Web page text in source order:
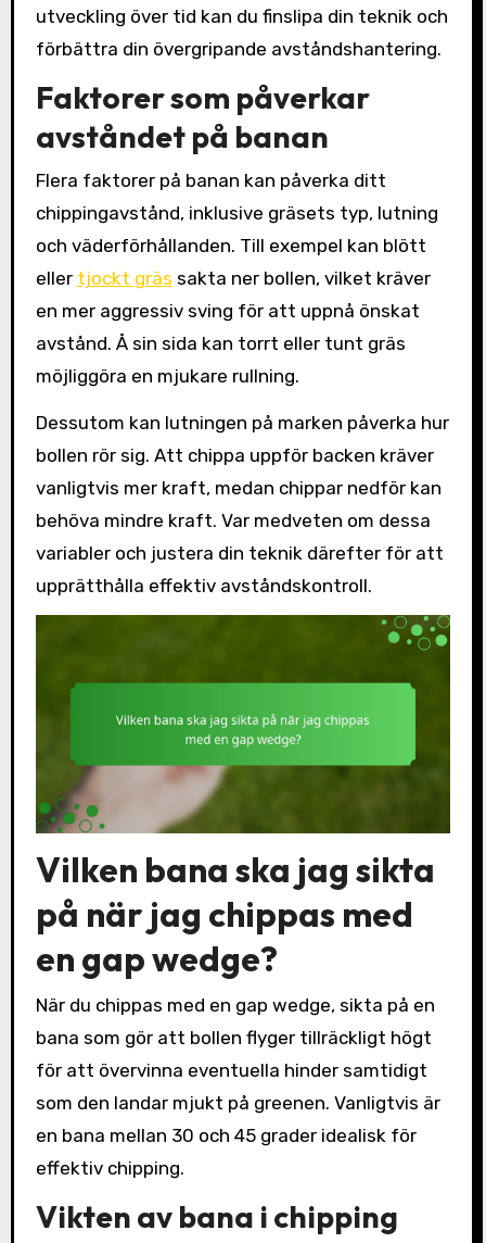
utveckling över tid kan du finslipa din teknik och
förbättra din övergripande avståndshantering.
Faktorer som påverkar
avståndet på banan
Flera faktorer på banan kan påverka ditt
chippingavstånd, inklusive gräsets typ, lutning
och väderförhållanden. Till exempel kan blött
eller tjockt gräs sakta ner bollen, vilket kräver
en mer aggressiv sving för att uppnå önskat
avstånd. Å sin sida kan torrt eller tunt gräs
möjliggöra en mjukare rullning.
Dessutom kan lutningen på marken påverka hur
bollen rör sig. Att chippa uppför backen kräver
vanligtvis mer kraft, medan chippar nedför kan
behöva mindre kraft. Var medveten om dessa
variabler och justera din teknik därefter för att
upprätthålla effektiv avståndskontroll.
Vilken bana ska jag sikta
på när jag chippas med
en gap wedge?
När du chippas med en gap wedge, sikta på en
bana som gör att bollen flyger tillräckligt högt
för att övervinna eventuella hinder samtidigt
som den landar mjukt på greenen. Vanligtvis är
en bana mellan 30 och 45 grader idealisk för
effektiv chipping.
Vikten av bana i chipping